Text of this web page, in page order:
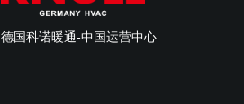
德国科诺暖通-中国运营中心